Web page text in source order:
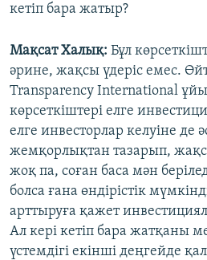
кетіп бара жатыр?
Мақсат Халық: Бұл
әрине, жақсы үдеріс емес.
Transparency International
көрсеткіштері елге
елге инвесторлар келуіне де
жемқорлықтан тазарып,
жоқ па, соған баса мән
болса ғана өндірістік
арттыруға қажет
Ал кері кетіп бара жатқаны
үстемдігі екінші деңгейде